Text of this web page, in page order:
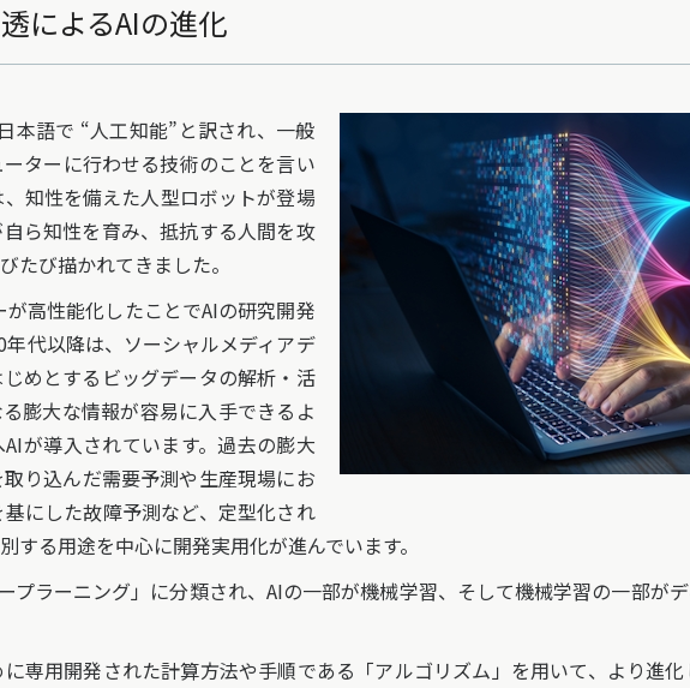
によるAIの進化
語で “人工知能”と訳され、一般
ターに行わせる技術のことを言い
知性を備えた人型ロボットが登場
ら知性を育み、抵抗する人間を攻
たび描かれてきました。
高性能化したことでAIの研究開発
代以降は、ソーシャルメディアデ
めとするビッグデータの解析・活
膨大な情報が容易に入手できるよ
が導入されています。過去の膨大
り込んだ需要予測や生産現場にお
にした故障予測など、定型化され
する用途を中心に開発実用化が進んでいます。
プラーニング」に分類され、AIの一部が機械学習、そして機械学習の一部が
専用開発された計算方法や手順である「アルゴリズム」を用いて、より進